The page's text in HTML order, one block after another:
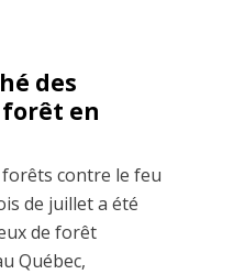
des
en
contre le feu
de juillet a été
de forêt
Québec,